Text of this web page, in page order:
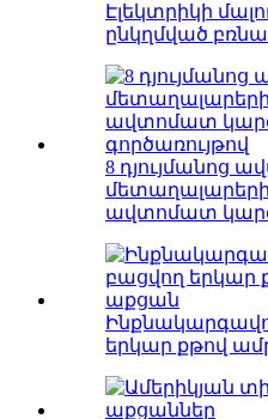
Էլեկտրիկի
ընկղմված
8 դյույմանոց
ավտոմատ
երկար քթով